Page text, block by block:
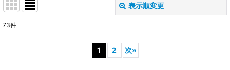
表示順変更
73件
1 2 次»